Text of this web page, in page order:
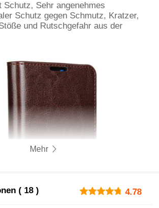
Schutz, Sehr angenehmes
Schutz gegen Schmutz, Kratzer,
und Rutschgefahr aus der
Mehr
( 18 ) 4.78